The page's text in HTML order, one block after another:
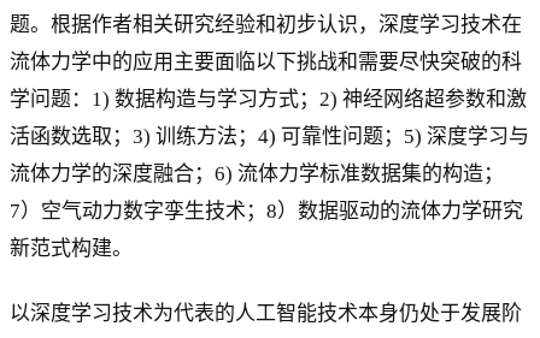
题。根据作者相关研究经验和初步认识，深度学习技术在
流体力学中的应用主要面临以下挑战和需要尽快突破的科
学问题：1) 数据构造与学习方式；2) 神经网络超参数和激
活函数选取；3) 训练方法；4) 可靠性问题；5) 深度学习与
流体力学的深度融合；6) 流体力学标准数据集的构造；
7）空气动力数字孪生技术；8）数据驱动的流体力学研究
新范式构建。
以深度学习技术为代表的人工智能技术本身仍处于发展阶